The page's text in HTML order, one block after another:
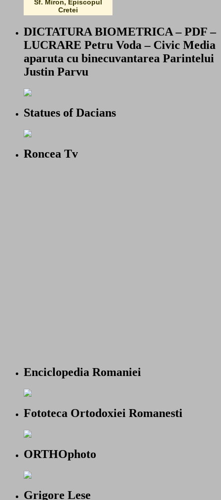
Sf. Miron, Episcopul
Cretei
DICTATURA BIOMETRICA – PDF –
LUCRARE Petru Voda – Civic Media
aparuta cu binecuvantarea Parintelui
Justin Parvu
Statues of Dacians
Roncea Tv
Enciclopedia Romaniei
Fototeca Ortodoxiei Romanesti
ORTHOphoto
Grigore Lese